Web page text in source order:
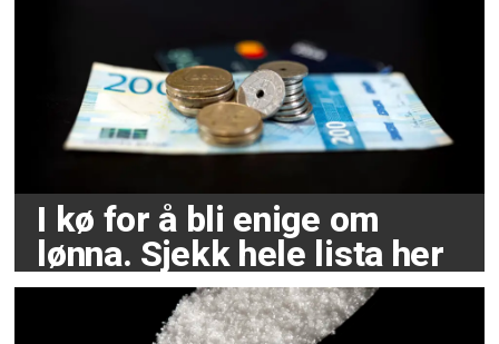
I kø for å bli enige om
lønna. Sjekk hele lista her